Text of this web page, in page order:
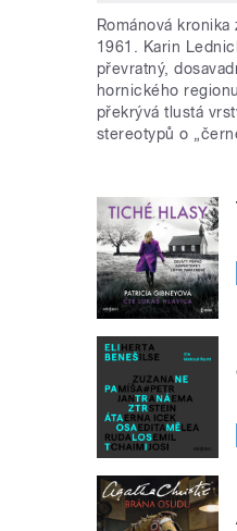
Románová
1961. Karin
převratný,
hornického
překrývá tlustá
stereotypů o